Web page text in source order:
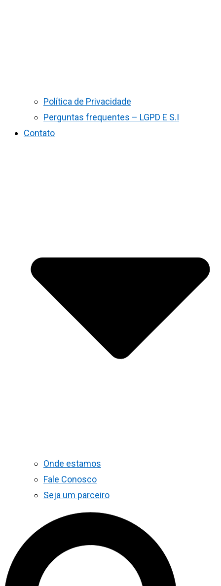
Política de Privacidade
Perguntas frequentes – LGPD E S.I
Contato
Onde estamos
Fale Conosco
Seja um parceiro